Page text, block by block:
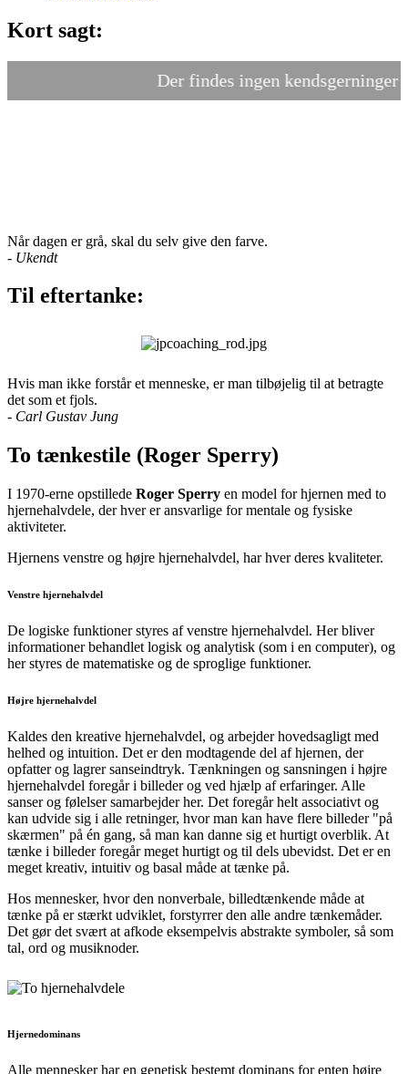
Kort sagt:
Der findes ingen kendsgerninger
Når dagen er grå, skal du selv give den farve.
- Ukendt
Til eftertanke:
Hvis man ikke forstår et menneske, er man tilbøjelig til at betragte
det som et fjols.
- Carl Gustav Jung
To tænkestile (Roger Sperry)
I 1970-erne opstillede Roger Sperry en model for hjernen med to
hjernehalvdele, der hver er ansvarlige for mentale og fysiske
aktiviteter.
Hjernens venstre og højre hjernehalvdel, har hver deres kvaliteter.
Venstre hjernehalvdel
De logiske funktioner styres af venstre hjernehalvdel. Her bliver
informationer behandlet logisk og analytisk (som i en computer), og
her styres de matematiske og de sproglige funktioner.
Højre hjernehalvdel
Kaldes den kreative hjernehalvdel, og arbejder hovedsagligt med
helhed og intuition. Det er den modtagende del af hjernen, der
opfatter og lagrer sanseindtryk. Tænkningen og sansningen i højre
hjernehalvdel foregår i billeder og ved hjælp af erfaringer. Alle
sanser og følelser samarbejder her. Det foregår helt associativt og
kan udvide sig i alle retninger, hvor man kan have flere billeder "på
skærmen" på én gang, så man kan danne sig et hurtigt overblik. At
tænke i billeder foregår meget hurtigt og til dels ubevidst. Det er en
meget kreativ, intuitiv og basal måde at tænke på.
Hos mennesker, hvor den nonverbale, billedtænkende måde at
tænke på er stærkt udviklet, forstyrrer den alle andre tænkemåder.
Det gør det svært at afkode eksempelvis abstrakte symboler, så som
tal, ord og musiknoder.
Hjernedominans
Alle mennesker har en genetisk bestemt dominans for enten højre